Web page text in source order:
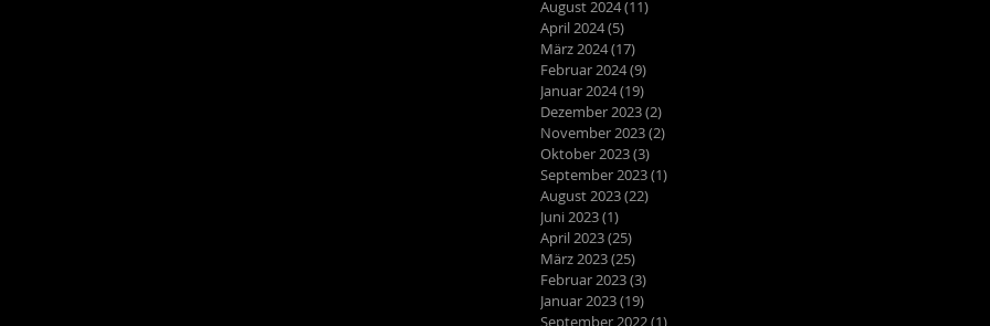
August 2024(11)
April 2024(5)
März 2024(17)
Februar 2024(9)
Januar 2024(19)
Dezember 2023(2)
November 2023(2)
Oktober 2023(3)
September 2023(1)
August 2023(22)
Juni 2023(1)
April 2023(25)
März 2023(25)
Februar 2023(3)
Januar 2023(19)
September 2022(1)